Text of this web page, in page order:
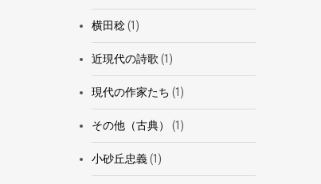
横田稔(1)
近現代の詩歌 (1)
現代の作家たち (1)
その他（古典） (1)
小砂丘忠義(1)